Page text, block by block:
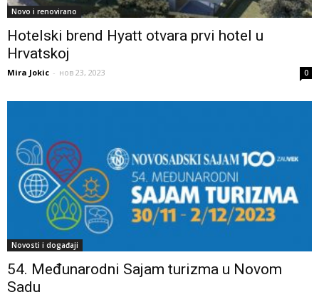
Novo i renovirano
Hotelski brend Hyatt otvara prvi hotel u
Hrvatskoj
Mira Jokic - нов 23, 2023 0
Novosti i događaji
54. Međunarodni Sajam turizma u Novom
Sadu